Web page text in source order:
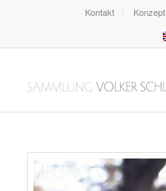
Kontakt Konzept